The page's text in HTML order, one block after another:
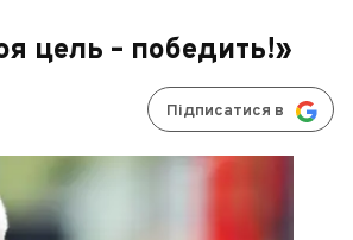
цель – победить!»
Підписатися в